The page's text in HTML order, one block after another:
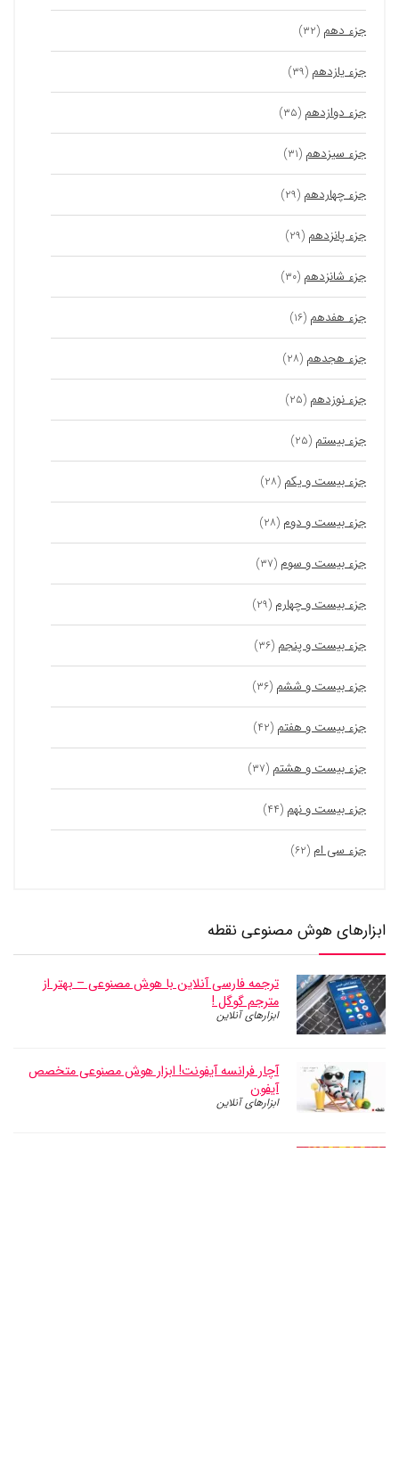
جزء دهم (۳۲)
جزء یازدهم (۳۹)
جزء دوازدهم (۳۵)
جزء سیزدهم (۳۱)
جزء چهاردهم (۲۹)
جزء پانزدهم (۲۹)
جزء شانزدهم (۳۰)
جزء هفدهم (۱۶)
جزء هجدهم (۲۸)
جزء نوزدهم (۲۵)
جزء بیستم (۲۵)
جزء بیست و یکم (۲۸)
جزء بیست و دوم (۲۸)
جزء بیست و سوم (۳۷)
جزء بیست و چهارم (۲۹)
جزء بیست و پنجم (۳۶)
جزء بیست و ششم (۳۶)
جزء بیست و هفتم (۴۲)
جزء بیست و هشتم (۳۷)
جزء بیست و نهم (۴۴)
جزء سی ام (۶۲)
ابزارهای هوش مصنوعی نقطه
ترجمه فارسی آنلاین با هوش مصنوعی – بهتر از
مترجم گوگل !
ابزارهای آنلاین
آچار فرانسه آیفونت! ابزار هوش مصنوعی متخصص
آیفون
ابزارهای آنلاین